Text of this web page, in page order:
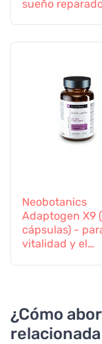
sueño
Neobotanics
Adaptogen X9
cápsulas) -
vitalidad y el
¿Cómo